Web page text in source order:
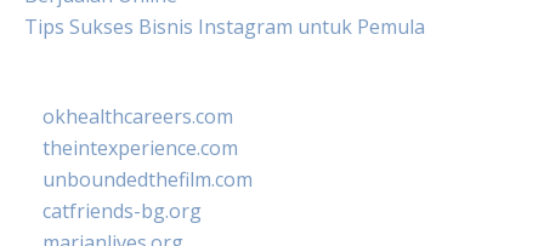
Tips Sukses Bisnis Instagram untuk Pemula
okhealthcareers.com
theintexperience.com
unboundedthefilm.com
catfriends-bg.org